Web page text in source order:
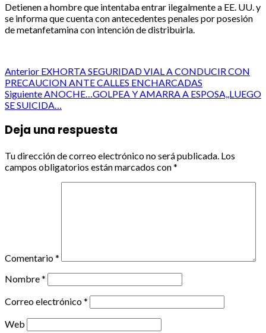
Detienen a hombre que intentaba entrar ilegalmente a EE. UU. y
se informa que cuenta con antecedentes penales por posesión
de metanfetamina con intención de distribuirla.
Post
navigation
Anterior EXHORTA SEGURIDAD VIAL A CONDUCIR CON
PRECAUCION ANTE CALLES ENCHARCADAS
Siguiente ANOCHE…GOLPEA Y AMARRA A ESPOSA,,LUEGO
SE SUICIDA…
Deja una respuesta
Tu dirección de correo electrónico no será publicada. Los
campos obligatorios están marcados con*
Comentario*
Nombre*
Correo electrónico*
Web